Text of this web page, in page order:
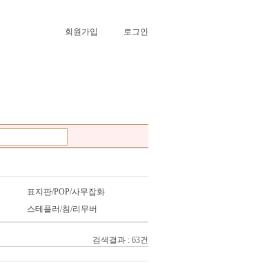
회원가입 로그인
표지판/POP/사무잡화
스테플러/침/리무버
검색결과 : 63건